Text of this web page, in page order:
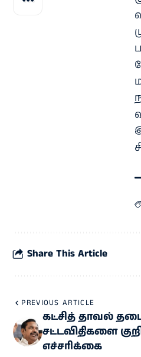
Share This Article
PREVIOUS ARTICLE
கட்சித் தாவல் தடை
சட்டவிதிகளை
எச்சரிக்கை